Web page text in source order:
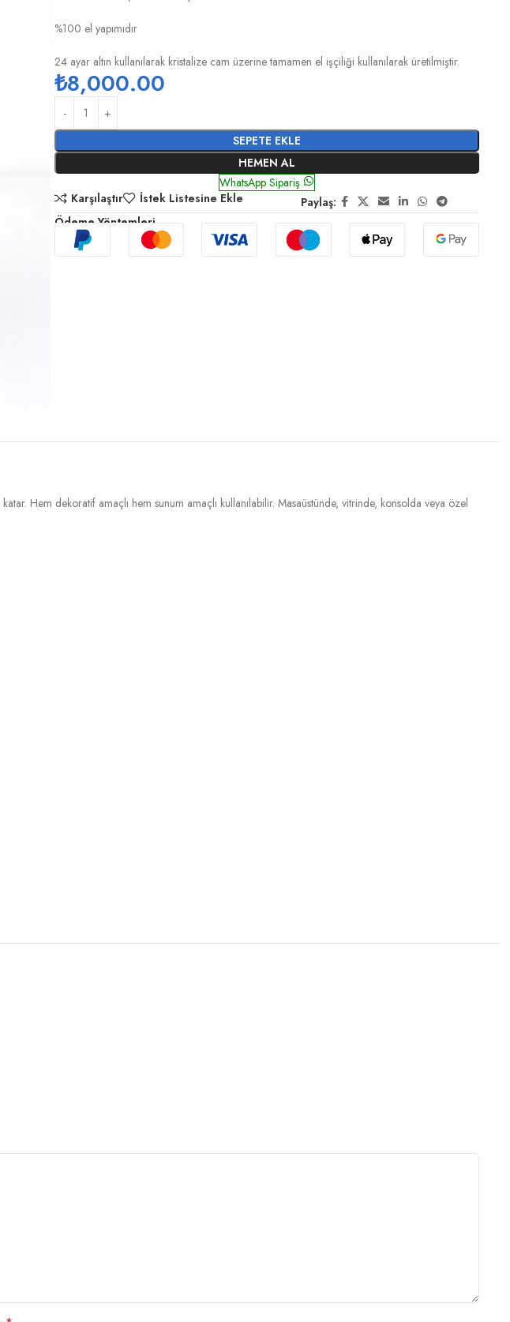
%100 el yapımıdır
24 ayar altın kullanılarak kristalize cam üzerine tamamen el işçiliği kullanılarak üretilmiştir.
₺8,000.00
SEPETE EKLE
HEMEN AL
WhatsApp Sipariş
Karşılaştır
İstek Listesine Ekle
Paylaş:
Ödeme Yöntemleri
Hem dekoratif amaçlı hem sunum amaçlı kullanılabilir. Masaüstünde, vitrinde, konsolda veya özel